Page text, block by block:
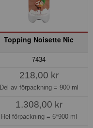
Topping Noisette Nic
7434
218,00 kr
Del av förpackning = 900 ml
1.308,00 kr
Hel förpackning = 6*900 ml